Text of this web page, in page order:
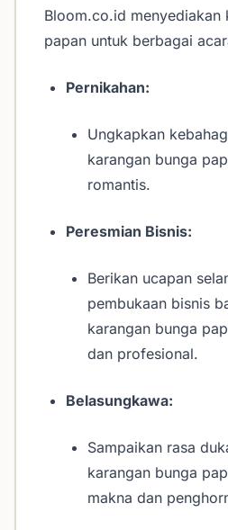
Bloom.co.id menyediakan
papan untuk berbagai
Pernikahan:
Ungkapkan
karangan bunga
romantis.
Peresmian Bisnis:
Berikan ucapan
pembukaan bisnis
karangan bunga
dan profesional.
Belasungkawa:
Sampaikan rasa
karangan bunga
makna dan